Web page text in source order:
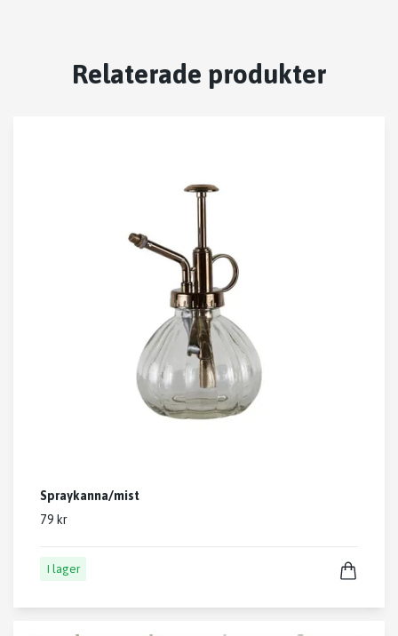
Relaterade produkter
Spraykanna/mist
79 kr
I lager